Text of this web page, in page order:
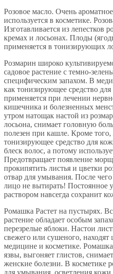
Розовое масло. Очень
используется в косметике.
Изготавливается из лепестков
кремах и лосьонах. Плоды
применяется в тонизирующих
Розмарин широко
садовое растение с темно-
специфическим запахом. В
как тонизирующее средство
применяется при лечении
кишечника и болезненных
утром натощак настой из
лосьона, снимает головную
полезен при кашле. Кроме того,
тонизирующее средство для
блеск волос, а потому
Предотвращает появление
прокипятить листья и цветки
отвар для умывания. После
лицо не вытирать! Постоянное
раствором навсегда сохранит
Ромашка Растет на пустырях.
растение обладает особым
перезрелые яблоки. Настои
свежего или сушеного,
медицине и косметике.
язвы, выгоняет глистов,
женские болезни. В косметике